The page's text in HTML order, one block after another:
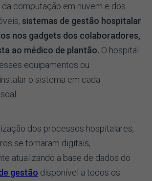
computação em nuvem e dos
sistemas de gestão hospitalar
nos gadgets dos colaboradores,
ao médico de plantão. O hospital
equipamentos ou
o sistema em cada
dos processos hospitalares,
se tornaram digitais,
atualizando a base de dados do
gestão disponível a todos os